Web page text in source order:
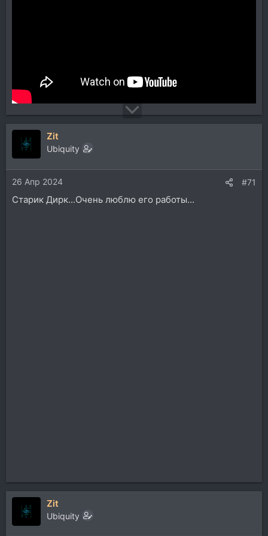
Zit
Ubiquity
26 Апр 2024 #71
Старик Дирк...Очень люблю его работы...
Zit
Ubiquity